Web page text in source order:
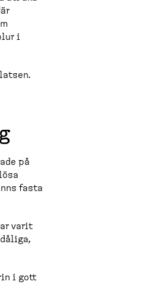
i
på
fasta
varit
i gott